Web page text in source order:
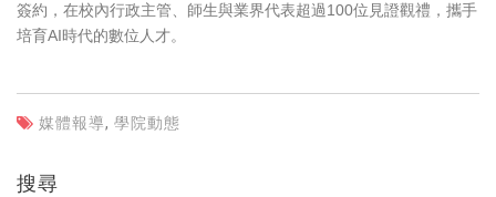
簽約，在校內行政主管、師生與業界代表超過100位見證觀禮，攜手
培育AI時代的數位人才。
媒體報導, 學院動態
搜尋